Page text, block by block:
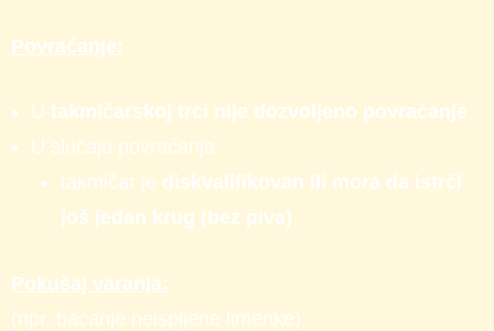
Povraćanje:
U takmičarskoj trci nije dozvoljeno povraćanje
U slučaju povraćanja:
takmičar je diskvalifikovan ili mora da istrči
još jedan krug (bez piva)
Pokušaj varanja:
(npr. bacanje neispijene limenke)